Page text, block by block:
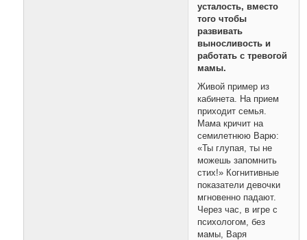
усталость, вместо
того чтобы
развивать
выносливость и
работать с тревогой
мамы.
Живой пример из
кабинета. На прием
приходит семья.
Мама кричит на
семилетнюю Варю:
«Ты глупая, ты не
можешь запомнить
стих!» Когнитивные
показатели девочки
мгновенно падают.
Через час, в игре с
психологом, без
мамы, Варя